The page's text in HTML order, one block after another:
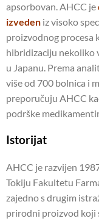
apsorbovan. AHCC je
izveden iz visoko
proizvodnog procesa
hibridizaciju nekoliko
u Japanu. Prema
više od 700 bolnica i
preporučuju AHCC
podrške
Istorijat
AHCC je razvijen
Tokiju Fakultetu
zajedno s drugim
prirodni proizvod koji